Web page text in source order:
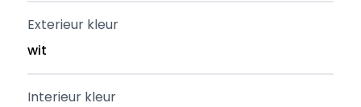
Exterieur kleur
wit
Interieur kleur